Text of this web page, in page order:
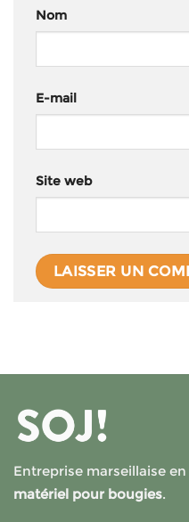
Nom
E-mail
Site web
Entreprise marseillaise en
matériel pour bougies.